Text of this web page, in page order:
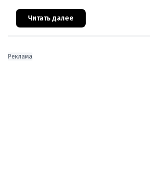
Австрии скончались
Читать далее
Реклама